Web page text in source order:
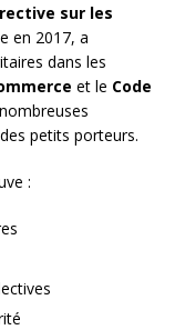
sur les
en 2017, a
dans les
et le Code
petits porteurs.
: